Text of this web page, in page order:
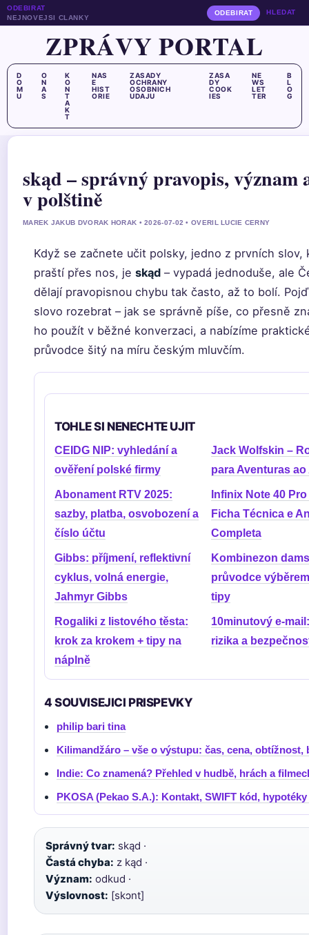
ODEBIRAT
NEJNOVEJSI CLANKY
ODEBIRAT HLEDAT
ZPRÁVY PORTAL
D
O
M
U
O
N
A
S
K
O
N
T
A
K
T
NAS
E
HIST
ORIE
ZASADY
OCHRANY
OSOBNICH
UDAJU
ZASA
DY
COOK
IES
NE
WS
LET
TER
B
L
O
G
skąd – správný pravopis, význam
v polštině
MAREK JAKUB DVORAK HORAK • 2026-07-02 • OVERIL LUCIE CERNY
Když se začnete učit polsky, jedno z prvních slov,
praští přes nos, je skąd – vypadá jednoduše, ale
dělají pravopisnou chybu tak často, až to bolí.
slovo rozebrat – jak se správně píše, co přesně
ho použít v běžné konverzaci, a nabízíme
průvodce šitý na míru českým mluvčím.
TOHLE SI NENECHTE UJIT
CEIDG NIP: vyhledání a
ověření polské firmy
Jack Wolfskin –
para Aventuras
Abonament RTV 2025:
sazby, platba, osvobození a
číslo účtu
Infinix Note 40
Ficha Técnica e
Completa
Gibbs: příjmení, reflektivní
cyklus, volná energie,
Jahmyr Gibbs
Kombinezon
průvodce
tipy
Rogaliki z listového těsta:
krok za krokem + tipy na
náplně
10minutový e-
rizika a
4 SOUVISEJICI PRISPEVKY
philip bari tina
Kilimandžáro – vše o výstupu: čas, cena, obtížnost,
Indie: Co znamená? Přehled v hudbě, hrách a
PKOSA (Pekao S.A.): Kontakt, SWIFT kód,
Správný tvar: skąd ·
Častá chyba: z kąd ·
Význam: odkud ·
Výslovnost: [skɔnt]